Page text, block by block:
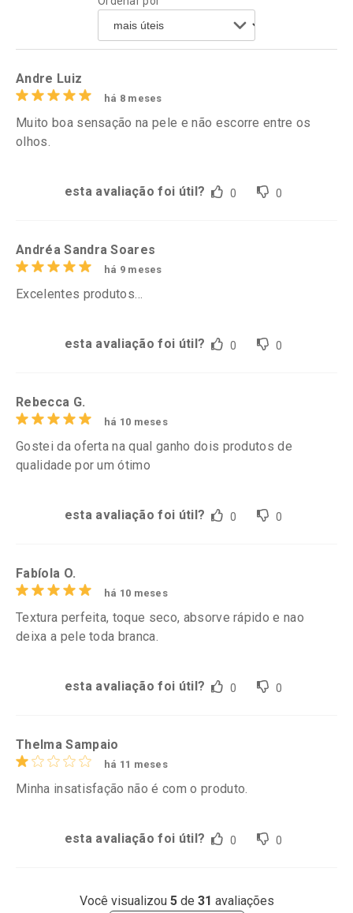
Comprar sem Desconto
Por R$ 37,25/cada
Comprar sem Desconto
Comprar sem Desconto
Por R$ 49,89/cada
Por R$ 49,89/cada
Andre Luiz
há 8 meses
Muito boa sensação na pele e não escorre entre os
olhos.
esta avaliação foi útil? 0 0
Andréa Sandra Soares
há 9 meses
Excelentes produtos…
esta avaliação foi útil? 0 0
Rebecca G.
há 10 meses
Gostei da oferta na qual ganho dois produtos de
qualidade por um ótimo
esta avaliação foi útil? 0 0
Fabíola O.
há 10 meses
Textura perfeita, toque seco, absorve rápido e nao
deixa a pele toda branca.
esta avaliação foi útil? 0 0
Thelma Sampaio
há 11 meses
Minha insatisfação não é com o produto.
esta avaliação foi útil? 0 0
Você visualizou 5de 31 avaliações